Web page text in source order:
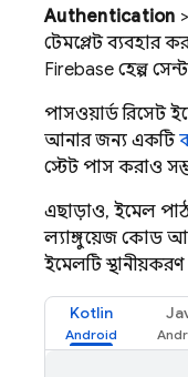
Authentication >
টেমপ্লেট ব্যবহার
Firebase হেল্প
পাসওয়ার্ড রিসেট
আনার জন্য একটি
স্টেট পাস করাও
এছাড়াও, ইমেল
ল্যাঙ্গুয়েজ কোড
ইমেলটি
Kotlin